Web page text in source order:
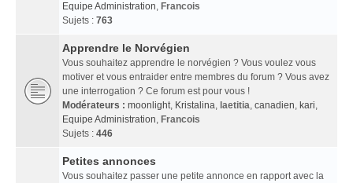
Equipe Administration, Francois
Sujets : 763
Apprendre le Norvégien
Vous souhaitez apprendre le norvégien ? Vous voulez vous
motiver et vous entraider entre membres du forum ? Vous avez
une interrogation ? Ce forum est pour vous !
Modérateurs : moonlight, Kristalina, laetitia, canadien, kari,
Equipe Administration, Francois
Sujets : 446
Petites annonces
Vous souhaitez passer une petite annonce en rapport avec la